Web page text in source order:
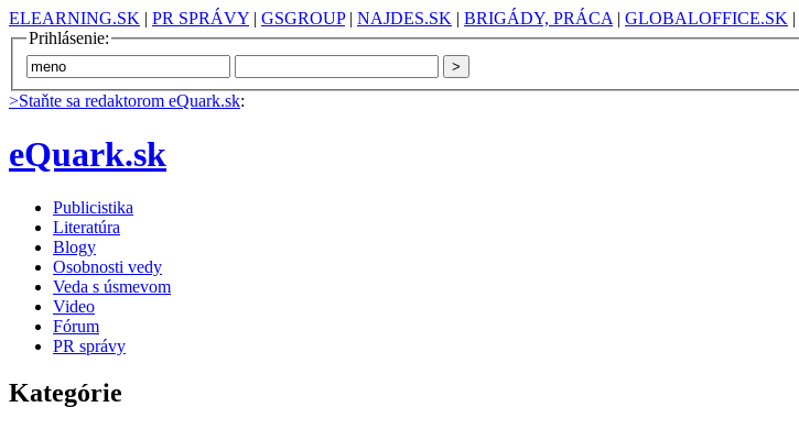
ELEARNING.SK | PR SPRÁVY | GSGROUP| NAJDES.SK | BRIGÁDY, PRÁCA | GLOBALOFFICE.SK |
Prihlásenie:
>Staňte sa redaktorom eQuark.sk:
eQuark.sk
Publicistika
Literatúra
Blogy
Osobnosti vedy
Veda s úsmevom
Video
Fórum
PR správy
Kategórie